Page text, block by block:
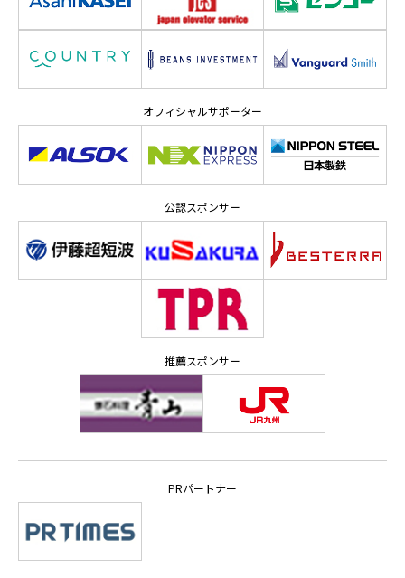
オフィシャルサポーター
公認スポンサー
推薦スポンサー
PRパートナー